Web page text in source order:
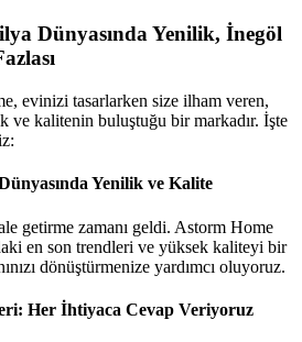
Dünyasında Yenilik, İnegöl
evinizi tasarlarken size ilham veren,
ve kalitenin buluştuğu bir markadır. İşte
Yenilik ve Kalite
getirme zamanı geldi. Astorm Home
en son trendleri ve yüksek kaliteyi bir
dönüştürmenize yardımcı oluyoruz.
Her İhtiyaca Cevap Veriyoruz